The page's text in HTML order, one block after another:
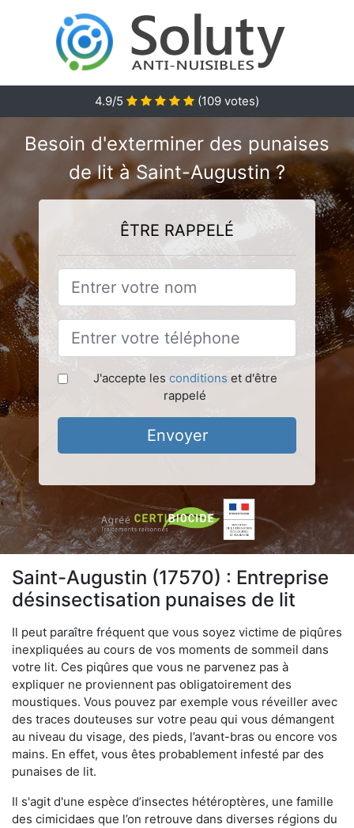
4.9/5 (109 votes)
Besoin d'exterminer des punaises
de lit à Saint-Augustin ?
ÊTRE RAPPELÉ
J'accepte les conditions et d'être
rappelé
Envoyer
Saint-Augustin (17570) : Entreprise
désinsectisation punaises de lit
Il peut paraître fréquent que vous soyez victime de piqûres
inexpliquées au cours de vos moments de sommeil dans
votre lit. Ces piqûres que vous ne parvenez pas à
expliquer ne proviennent pas obligatoirement des
moustiques. Vous pouvez par exemple vous réveiller avec
des traces douteuses sur votre peau qui vous démangent
au niveau du visage, des pieds, l’avant-bras ou encore vos
mains. En effet, vous êtes probablement infesté par des
punaises de lit.
Il s'agit d'une espèce d’insectes hétéroptères, une famille
des cimicidaes que l’on retrouve dans diverses régions du